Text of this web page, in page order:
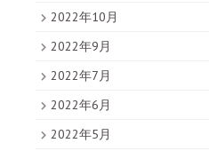
2022年10月
2022年9月
2022年7月
2022年6月
2022年5月